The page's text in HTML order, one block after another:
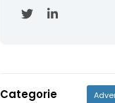
Categorie